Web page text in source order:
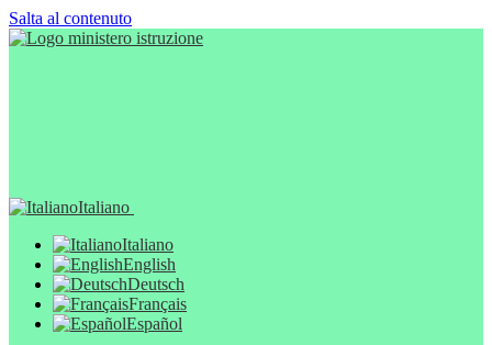
Salta al contenuto
Italiano
Italiano
English
Deutsch
Français
Español